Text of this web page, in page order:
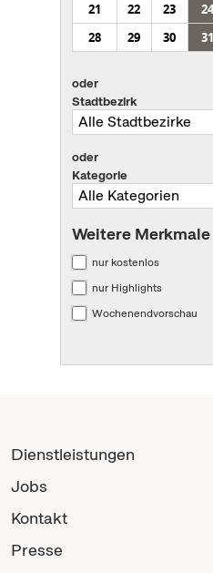
21
22 23
28
29 30 31
oder
Stadtbezirk
oder
Kategorie
Weitere Merkmale
nur kostenlos
nur Highlights
Wochenendvorschau
Dienstleistungen
Jobs
Kontakt
Presse